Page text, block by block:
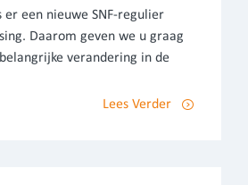
er een nieuwe SNF-regulier
Daarom geven we u graag
verandering in de
Lees Verder